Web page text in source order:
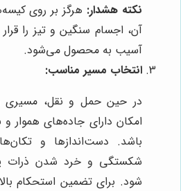
نکته هشدار: هرگز بر روی
آن، اجسام سنگین و تیز را
آسیب به محصول می‌شود.
انتخاب مسیر مناسب:
در حین حمل و نقل، مسیری
امکان دارای جاده‌های هموار
باشد. دست‌اندازها و
شکستگی و خرد شدن ذرات
شود. برای تضمین استحکام